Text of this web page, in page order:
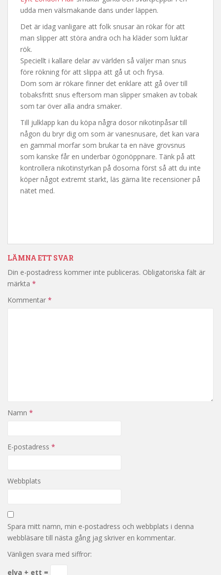
udda men välsmakande dans under läppen.
Det är idag vanligare att folk snusar än rökar för att
man slipper att störa andra och ha kläder som luktar
rök.
Speciellt i kallare delar av världen så väljer man snus
före rökning för att slippa att gå ut och frysa.
Dom som är rökare finner det enklare att gå över till
tobaksfritt snus eftersom man slipper smaken av tobak
som tar över alla andra smaker.
Till julklapp kan du köpa några dosor nikotinpåsar till
någon du bryr dig om som är vanesnusare, det kan vara
en gammal morfar som brukar ta en näve grovsnus
som kanske får en underbar ögonöppnare. Tänk på att
kontrollera nikotinstyrkan på dosorna först så att du inte
köper något extremt starkt, läs gärna lite recensioner på
nätet med.
LÄMNA ETT SVAR
Din e-postadress kommer inte publiceras. Obligatoriska fält är
märkta *
Kommentar *
Namn *
E-postadress *
Webbplats
Spara mitt namn, min e-postadress och webbplats i denna
webbläsare till nästa gång jag skriver en kommentar.
Vänligen svara med siffror:
elva + ett =